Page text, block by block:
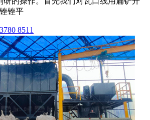
锉平
8511